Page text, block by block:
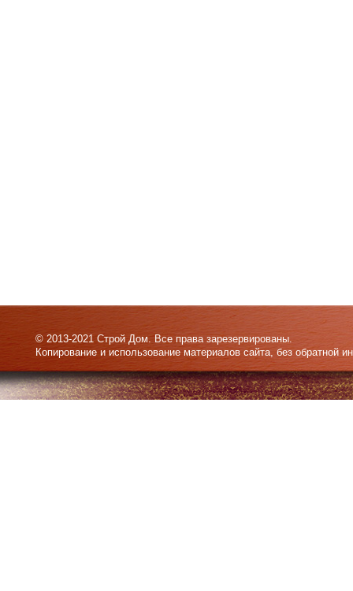
© 2013-2021 Строй Дом. Все права зарезервированы.
Копирование и использование материалов сайта, без обратной